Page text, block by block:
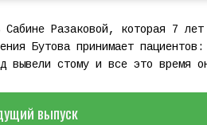
Сабине Разаковой, которая 7
Бутова принимает
вывели стому и все это время
выпуск